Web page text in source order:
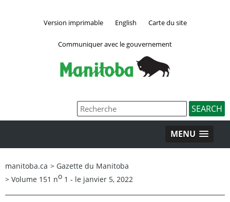
Version imprimable English Carte du site
Communiquer avec le gouvernement
MENU
manitoba.ca > Gazette du Manitoba
> Volume 151 no 1 - le janvier 5, 2022